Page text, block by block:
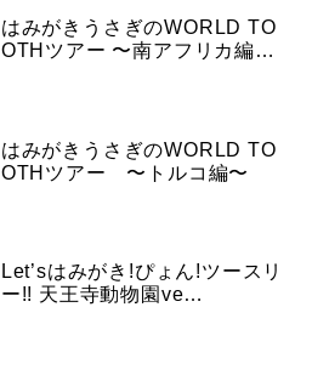
はみがきうさぎのWORLD TO
OTHツアー 〜南アフリカ編…
はみがきうさぎのWORLD TO
OTHツアー 〜トルコ編〜
Let’sはみがき!ぴょん!ツースリ
ー!! 天王寺動物園ve…